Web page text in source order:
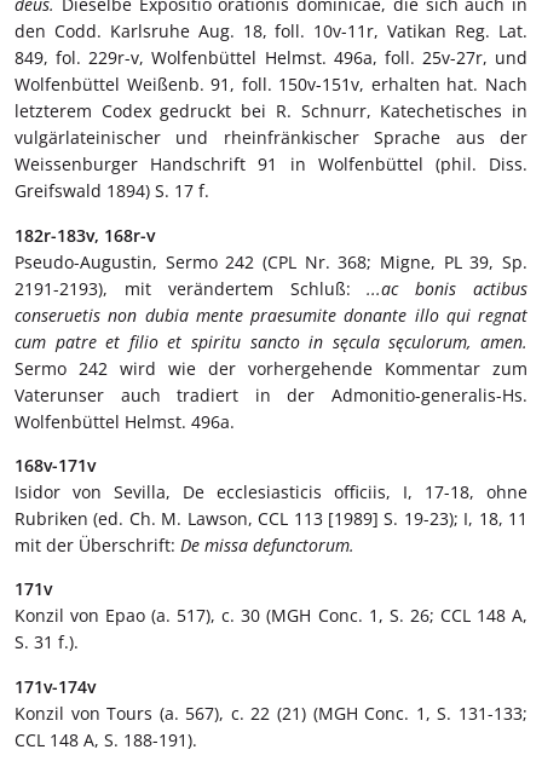
den Codd. Karlsruhe Aug. 18, foll. 10v-11r, Vatikan Reg. Lat.
849, fol. 229r-v, Wolfenbüttel Helmst. 496a, foll. 25v-27r, und
Wolfenbüttel Weißenb. 91, foll. 150v-151v, erhalten hat. Nach
letzterem Codex gedruckt bei R. Schnurr, Katechetisches in
vulgärlateinischer und rheinfränkischer Sprache aus der
Weissenburger Handschrift 91 in Wolfenbüttel (phil. Diss.
Greifswald 1894) S. 17 f.
182r-183v, 168r-v
Pseudo-Augustin, Sermo 242 (CPL Nr. 368; Migne, PL 39, Sp.
2191-2193), mit verändertem Schluß:...ac bonis actibus
conseruetis non dubia mente praesumite donante illo qui regnat
cum patre et filio et spiritu sancto in sęcula sęculorum, amen.
Sermo 242 wird wie der vorhergehende Kommentar zum
Vaterunser auch tradiert in der Admonitio-generalis-Hs.
Wolfenbüttel Helmst. 496a.
168v-171v
Isidor von Sevilla, De ecclesiasticis officiis, I, 17-18, ohne
Rubriken (ed. Ch. M. Lawson, CCL 113 [1989] S. 19-23); I, 18, 11
mit der Überschrift: De missa defunctorum.
171v
Konzil von Epao (a. 517), c. 30 (MGH Conc. 1, S. 26; CCL 148 A,
S. 31 f.).
171v-174v
Konzil von Tours (a. 567), c. 22 (21) (MGH Conc. 1, S. 131-133;
CCL 148 A, S. 188-191).